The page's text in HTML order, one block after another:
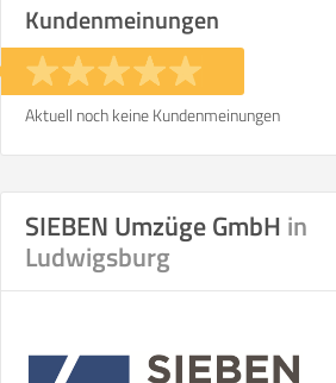
Kundenmeinungen
Aktuell noch keine Kundenmeinungen
SIEBEN Umzüge GmbH in
Ludwigsburg